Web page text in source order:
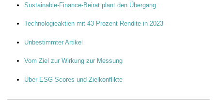
Sustainable-Finance-Beirat plant den Übergang
Technologieaktien mit 43 Prozent Rendite in 2023
Unbestimmter Artikel
Vom Ziel zur Wirkung zur Messung
Über ESG-Scores und Zielkonflikte